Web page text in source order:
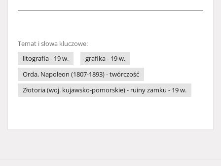
Temat i słowa kluczowe:
litografia - 19 w.
grafika - 19 w.
Orda, Napoleon (1807-1893) - twórczość
Złotoria (woj. kujawsko-pomorskie) - ruiny zamku - 19 w.